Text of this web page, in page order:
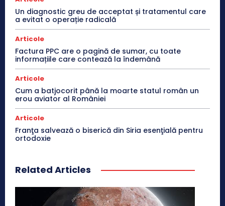
Un diagnostic greu de acceptat și tratamentul care
a evitat o operație radicală
Articole
Factura PPC are o pagină de sumar, cu toate
informațiile care contează la îndemână
Articole
Cum a batjocorit până la moarte statul român un
erou aviator al României
Articole
Franţa salvează o biserică din Siria esenţială pentru
ortodoxie
Related Articles